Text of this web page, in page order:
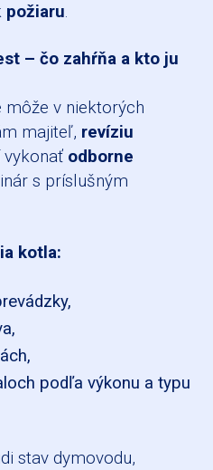
požiaru.
– čo zahŕňa a kto ju
môže v niektorých
majiteľ, revíziu
vykonať odborne
s príslušným
kotla:
podľa výkonu a typu
stav dymovodu,